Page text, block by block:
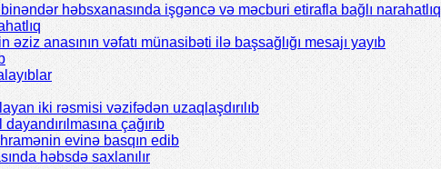
həbsxanasında işgəncə və məcburi etirafla bağlı narahatlıq
anasının vəfatı münasibəti ilə başsağlığı mesajı yayıb
iki rəsmisi vəzifədən uzaqlaşdırılıb
çağırıb
evinə basqın edib
həbsdə saxlanılır